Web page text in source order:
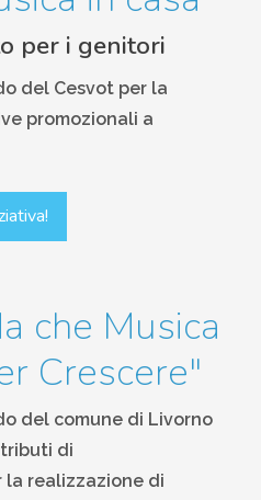
per i genitori
del Cesvot per la
promozionali a
che Musica
Crescere"
del comune di Livorno
di
la realizzazione di